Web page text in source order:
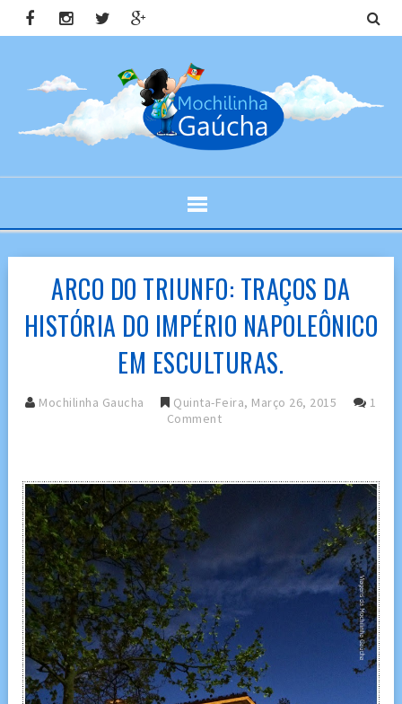
ARCO DO TRIUNFO: TRAÇOS DA
HISTÓRIA DO IMPÉRIO NAPOLEÔNICO
EM ESCULTURAS.
Mochilinha Gaucha Quinta-Feira, Março 26, 2015
1
Comment